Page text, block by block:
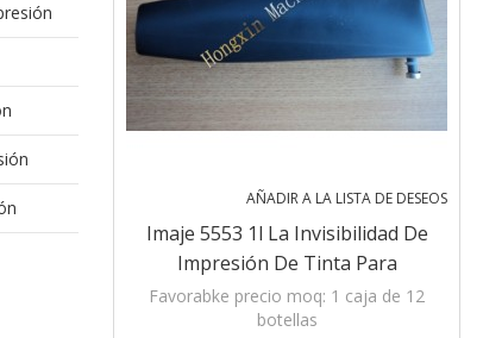
AÑADIR A LA LISTA DE DESEOS
Imaje 5553 1l La Invisibilidad De
Impresión De Tinta Para
Impresoras De Inyección De Tinta
Favorabke precio moq: 1 caja de 12
botellas